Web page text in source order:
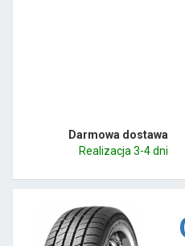
Darmowa dostawa
Realizacja 3-4 dni